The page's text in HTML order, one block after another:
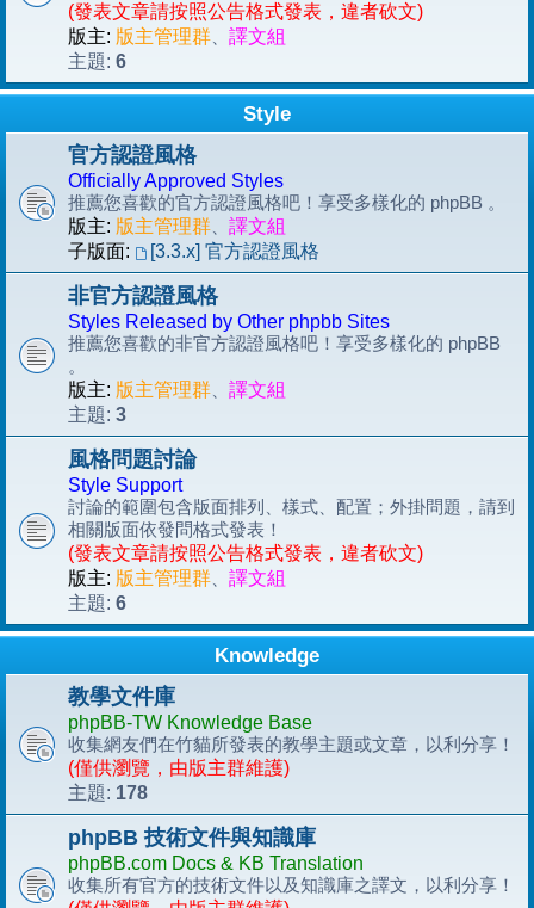
(發表文章請按照公告格式發表，違者砍文)
版主: 版主管理群
譯文組
主題: 6
Style
官方認證風格
Officially Approved Styles
推薦您喜歡的官方認證風格吧！享受多樣化的 phpBB 。
版主: 版主管理群
譯文組
子版面:
[3.3.x] 官方認證風格
非官方認證風格
Styles Released by Other phpbb Sites
推薦您喜歡的非官方認證風格吧！享受多樣化的 phpBB
。
版主: 版主管理群
譯文組
主題: 3
風格問題討論
Style Support
討論的範圍包含版面排列、樣式、配置；外掛問題，請到
相關版面依發問格式發表！
(發表文章請按照公告格式發表，違者砍文)
版主: 版主管理群
譯文組
主題: 6
Knowledge
教學文件庫
phpBB-TW Knowledge Base
收集網友們在竹貓所發表的教學主題或文章，以利分享！
(僅供瀏覽，由版主群維護)
主題: 178
phpBB 技術文件與知識庫
phpBB.com Docs & KB Translation
收集所有官方的技術文件以及知識庫之譯文，以利分享！